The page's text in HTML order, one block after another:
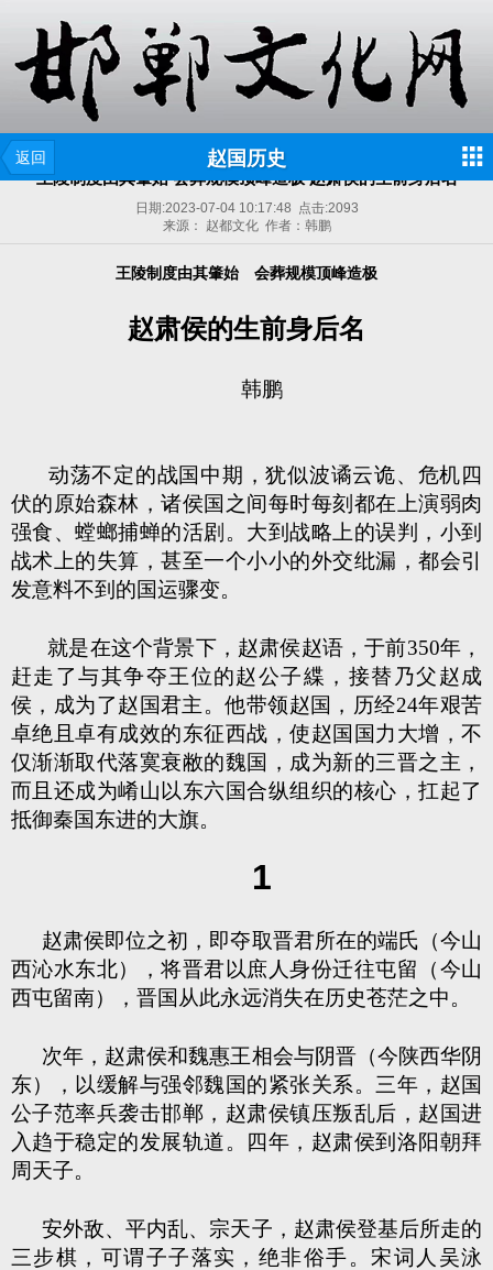
返回 赵国历史
王陵制度由其肇始 会葬规模顶峰造极 赵肃侯的生前身后名
日期:2023-07-04 10:17:48 点击:2093
来源： 赵都文化 作者：韩鹏
王陵制度由其肇始 会葬规模顶峰造极
赵肃侯的生前身后名
韩鹏
动荡不定的战国中期，犹似波谲云诡、危机四
伏的原始森林，诸侯国之间每时每刻都在上演弱肉
强食、螳螂捕蝉的活剧。大到战略上的误判，小到
战术上的失算，甚至一个小小的外交纰漏，都会引
发意料不到的国运骤变。
就是在这个背景下，赵肃侯赵语，于前350年，
赶走了与其争夺王位的赵公子緤，接替乃父赵成
侯，成为了赵国君主。他带领赵国，历经24年艰苦
卓绝且卓有成效的东征西战，使赵国国力大增，不
仅渐渐取代落寞衰敝的魏国，成为新的三晋之主，
而且还成为崤山以东六国合纵组织的核心，扛起了
抵御秦国东进的大旗。
1
赵肃侯即位之初，即夺取晋君所在的端氏（今山
西沁水东北），将晋君以庶人身份迁往屯留（今山
西屯留南），晋国从此永远消失在历史苍茫之中。
次年，赵肃侯和魏惠王相会与阴晋（今陕西华阴
东），以缓解与强邻魏国的紧张关系。三年，赵国
公子范率兵袭击邯郸，赵肃侯镇压叛乱后，赵国进
入趋于稳定的发展轨道。四年，赵肃侯到洛阳朝拜
周天子。
安外敌、平内乱、宗天子，赵肃侯登基后所走的
三步棋，可谓子子落实，绝非俗手。宋词人吴泳